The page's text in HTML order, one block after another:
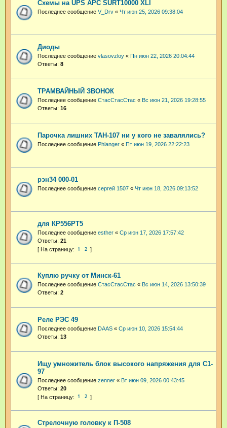
Схемы на UPS APC SURT10000 XLI
Последнее сообщение V_Drv « Чт июн 25, 2026 09:38:04
Диоды
Последнее сообщение vlasovzloy « Пн июн 22, 2026 20:04:44
Ответы: 8
ТРАМВАЙНЫЙ ЗВОНОК
Последнее сообщение СтасСтасСтас « Вс июн 21, 2026 19:28:55
Ответы: 16
Парочка лишних ТАН-107 ни у кого не завалялись?
Последнее сообщение Phlanger « Пт июн 19, 2026 22:22:23
рэн34 000-01
Последнее сообщение сергей 1507 « Чт июн 18, 2026 09:13:52
для КР556РТ5
Последнее сообщение esther « Ср июн 17, 2026 17:57:42
Ответы: 21
1 2
Куплю ручку от Минск-61
Последнее сообщение СтасСтасСтас « Вс июн 14, 2026 13:50:39
Ответы: 2
Реле РЭС 49
Последнее сообщение DAAS « Ср июн 10, 2026 15:54:44
Ответы: 13
Ищу умножитель блок высокого напряжения для С1-
97
Последнее сообщение zenner « Вт июн 09, 2026 00:43:45
Ответы: 20
1 2
Стрелочную головку к П-508